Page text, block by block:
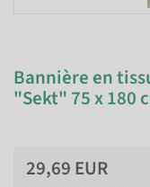
Bannière en
"Sekt" 75 x 180
29,69 EUR